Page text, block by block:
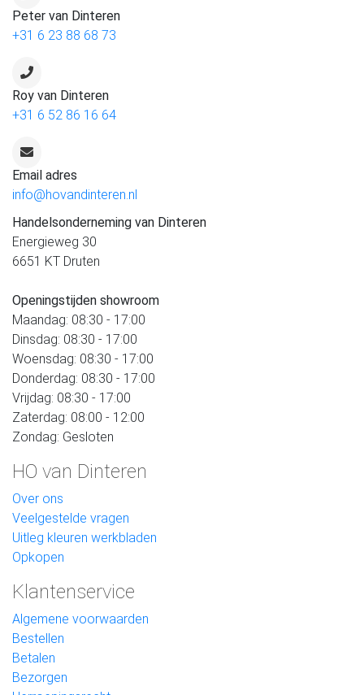
Peter van Dinteren
+31 6 23 88 68 73
Roy van Dinteren
+31 6 52 86 16 64
Email adres
info@hovandinteren.nl
Handelsonderneming van Dinteren
Energieweg 30
6651 KT Druten
Openingstijden showroom
Maandag: 08:30 - 17:00
Dinsdag: 08:30 - 17:00
Woensdag: 08:30 - 17:00
Donderdag: 08:30 - 17:00
Vrijdag: 08:30 - 17:00
Zaterdag: 08:00 - 12:00
Zondag: Gesloten
HO van Dinteren
Over ons
Veelgestelde vragen
Uitleg kleuren werkbladen
Opkopen
Klantenservice
Algemene voorwaarden
Bestellen
Betalen
Bezorgen